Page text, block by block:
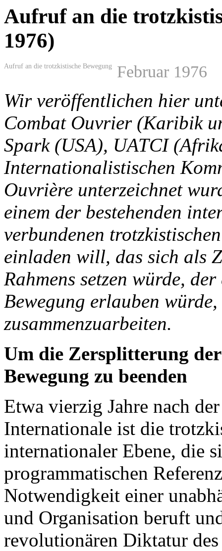
Aufruf an die
1976)
Aufruf an die trotzkistische Bewegung Februar 1976
Wir veröffentlichen hier
Combat Ouvrier (Karibik
Spark (USA), UATCI
Internationalistischen
Ouvrière unterzeichnet
einem der bestehenden
verbundenen
einladen will, das sich als
Rahmens setzen würde,
Bewegung erlauben
zusammenzuarbeiten.
Um die Zersplitterung
Bewegung zu beenden
Etwa vierzig Jahre nach
Internationale ist die
internationaler Ebene, die
programmatischen
Notwendigkeit einer
und Organisation beruft
revolutionären Diktatur